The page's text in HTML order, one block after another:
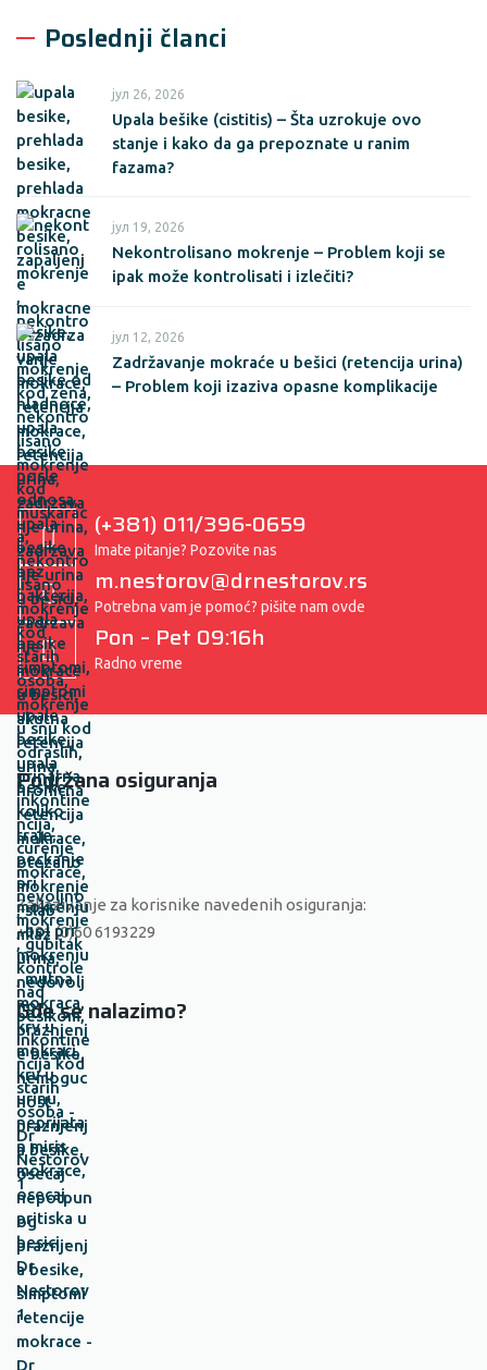
Poslednji članci
јул 26, 2026
Upala bešike (cistitis) – Šta uzrokuje ovo
stanje i kako da ga prepoznate u ranim
fazama?
јул 19, 2026
Nekontrolisano mokrenje – Problem koji se
ipak može kontrolisati i izlečiti?
јул 12, 2026
Zadržavanje mokraće u bešici (retencija urina)
– Problem koji izaziva opasne komplikacije
(+381) 011/396-0659
Imate pitanje? Pozovite nas
m.nestorov@drnestorov.rs
Potrebna vam je pomoć? pišite nam ovde
Pon – Pet 09:16h
Radno vreme
Podržana osiguranja
Zakazivanje za korisnike navedenih osiguranja:
+381 (0)60 6193229
Gde se nalazimo?